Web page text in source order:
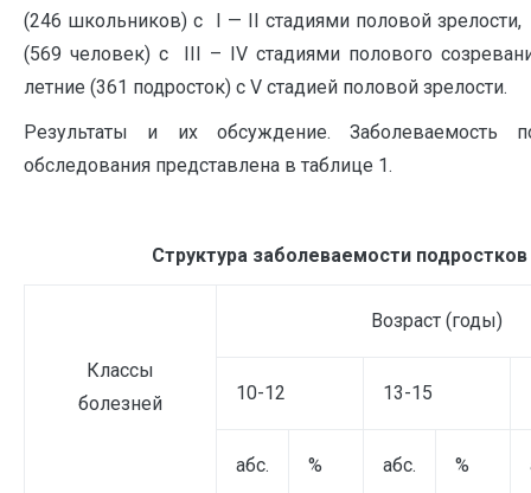
(246 школьников) с I — II стадиями половой зрелости,
(569 человек) с III – IV стадиями полового
летние (361 подросток) с V стадией половой зрелости.
Результаты и их обсуждение. Заболеваемость
обследования представлена в таблице 1.
Структура заболеваемости
Классы
болезней
Возраст (годы)
10-12 13-15
абс. % абс. %